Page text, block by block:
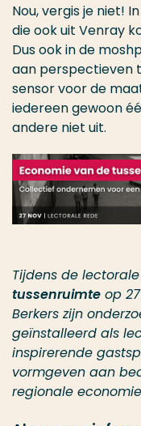
Nou, vergis je niet!
die ook uit Venray
Dus ook in de
aan perspectieven
sensor voor de
iedereen gewoon
andere niet uit.
Tijdens de
tussenruimte op
Berkers zijn
geïnstalleerd als
inspirerende
vormgeven aan
regionale